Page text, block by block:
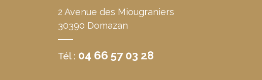
2 Avenue des Miougraniers
30390 Domazan
Tél : 04 66 57 03 28